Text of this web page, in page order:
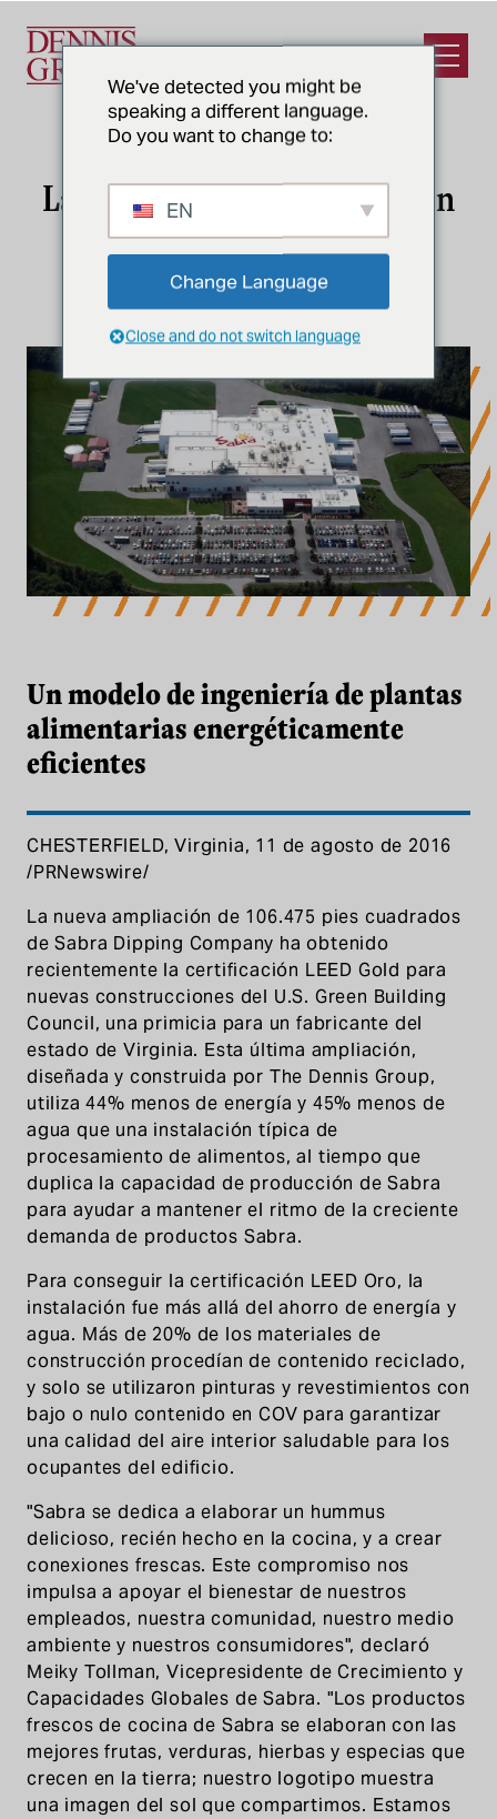
Abrir el
Las instalaciones de Sabra en
Virginia obtienen la
certificación LEED Gold
Un modelo de ingeniería de plantas
alimentarias energéticamente
eficientes
CHESTERFIELD, Virginia, 11 de agosto de 2016
/PRNewswire/
La nueva ampliación de 106.475 pies cuadrados
de Sabra Dipping Company ha obtenido
recientemente la certificación LEED Gold para
nuevas construcciones del U.S. Green Building
Council, una primicia para un fabricante del
estado de Virginia. Esta última ampliación,
diseñada y construida por The Dennis Group,
utiliza 44% menos de energía y 45% menos de
agua que una instalación típica de
procesamiento de alimentos, al tiempo que
duplica la capacidad de producción de Sabra
para ayudar a mantener el ritmo de la creciente
demanda de productos Sabra.
Para conseguir la certificación LEED Oro, la
instalación fue más allá del ahorro de energía y
agua. Más de 20% de los materiales de
construcción procedían de contenido reciclado,
y solo se utilizaron pinturas y revestimientos con
bajo o nulo contenido en COV para garantizar
una calidad del aire interior saludable para los
ocupantes del edificio.
"Sabra se dedica a elaborar un hummus
delicioso, recién hecho en la cocina, y a crear
conexiones frescas. Este compromiso nos
impulsa a apoyar el bienestar de nuestros
empleados, nuestra comunidad, nuestro medio
ambiente y nuestros consumidores", declaró
Meiky Tollman, Vicepresidente de Crecimiento y
Capacidades Globales de Sabra. "Los productos
frescos de cocina de Sabra se elaboran con las
mejores frutas, verduras, hierbas y especias que
crecen en la tierra; nuestro logotipo muestra
una imagen del sol que compartimos. Estamos
We've detected you might be
speaking a different language.
Do you want to change to:
EN
Change Language
Close and do not switch language